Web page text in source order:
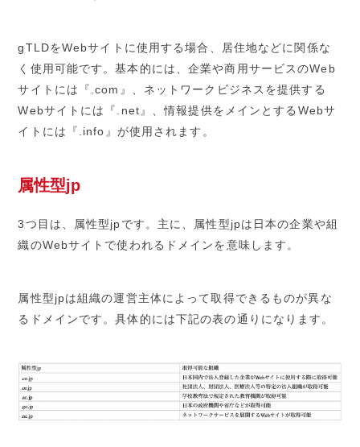
gTLDをWebサイトに使用する場合、居住地などに関係な
く使用可能です。基本的には、企業や商用サービスのWeb
サイトには『.com』、ネットワークビジネスを提供する
Webサイトには『.net』、情報提供をメインとするWebサ
イトには『.info』が使用されます。
属性型jp
3つ目は、属性型jpです。主に、属性型jpは日本の企業や組
織のWebサイトで使われるドメインを意味します。
属性型jpは組織の運営主体によって取得できるものが異な
るドメインです。具体的には下記の表の通りになります。